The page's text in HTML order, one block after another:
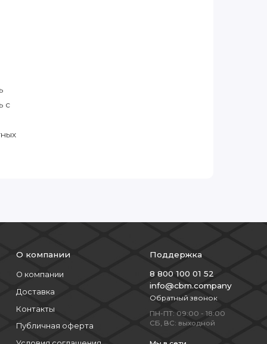
с
О компании
О компании
Доставка
Контакты
Публичная оферта
Поддержка
8 800 100 01 52
info@cbm.company
Обратный звонок
ПН-ПТ: 09:00 - 18:00
СБ, ВС: выходной